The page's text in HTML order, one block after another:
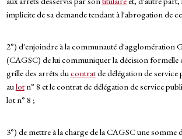
implicite de sa demande tendant à l'abrogation de
2°) d'enjoindre à la communauté d'agglomération
(CAGSC) de lui communiquer la décision formelle
grille des arrêts ducontratde délégation de
aulotn° 8 et le contrat de délégation de service
lot n° 8 ;
3°) de mettre à la charge de la CAGSC une somme